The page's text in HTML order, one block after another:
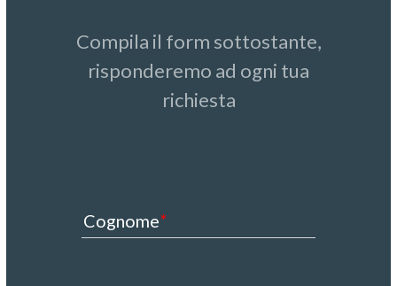
Compila il form sottostante,
risponderemo ad ogni tua
richiesta
Cognome